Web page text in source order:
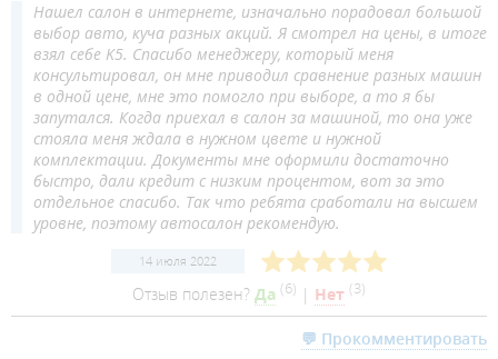
Нашел салон в интернете, изначально порадовал большой
выбор авто, куча разных акций. Я смотрел на цены, в итоге
взял себе K5. Спасибо менеджеру, который меня
консультировал, он мне приводил сравнение разных машин
в одной цене, мне это помогло при выборе, а то я бы
запутался. Когда приехал в салон за машиной, то она уже
стояла меня ждала в нужном цвете и нужной
комплектации. Документы мне оформили достаточно
быстро, дали кредит с низким процентом, вот за это
отдельное спасибо. Так что ребята сработали на высшем
уровне, поэтому автосалон рекомендую.
14 июля 2022
Отзыв полезен? Да (6) | Нет (3)
💬 Прокомментировать